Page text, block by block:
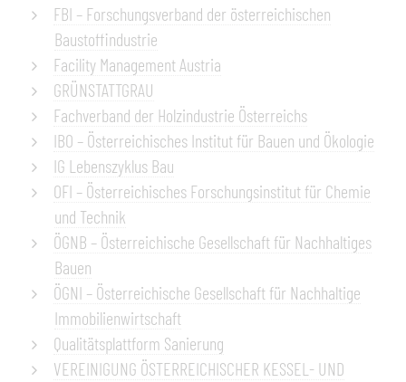
FBI – Forschungsverband der österreichischen
Baustoffindustrie
Facility Management Austria
GRÜNSTATTGRAU
Fachverband der Holzindustrie Österreichs
IBO – Österreichisches Institut für Bauen und Ökologie
IG Lebenszyklus Bau
OFI – Österreichisches Forschungsinstitut für Chemie
und Technik
ÖGNB – Österreichische Gesellschaft für Nachhaltiges
Bauen
ÖGNI – Österreichische Gesellschaft für Nachhaltige
Immobilienwirtschaft
Qualitätsplattform Sanierung
VEREINIGUNG ÖSTERREICHISCHER KESSEL- UND